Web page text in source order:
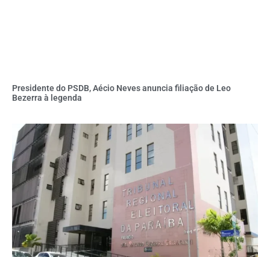
Presidente do PSDB, Aécio Neves anuncia filiação de Leo
Bezerra à legenda